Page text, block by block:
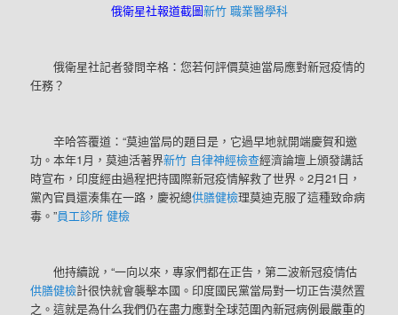
俄衛星社報道截圖新竹 職業醫學科
俄衛星社記者發問辛格：您若何評價莫迪當局應對新冠疫情的
任務？
辛哈答覆道：“莫迪當局的題目是，它過早地就開端慶賀和邀
功。本年1月，莫迪活著界新竹 自律神經檢查經濟論壇上頒發講話
時宣布，印度經由過程把持國際新冠疫情解救了世界。2月21日，
黨內官員還湊集在一路，慶祝總供膳健檢理莫迪克服了這種致命病
毒。”員工診所 健檢
他持續說，“一向以來，專家們都在正告，第二波新冠疫情估
供膳健檢計很快就會襲擊本國。印度國民黨當局對一切正告漠然置
之。這就是為什么我們仍在盡力應對全球范圍內新冠病例最嚴重的